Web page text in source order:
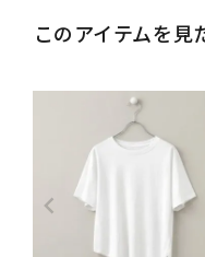
このアイテムを見